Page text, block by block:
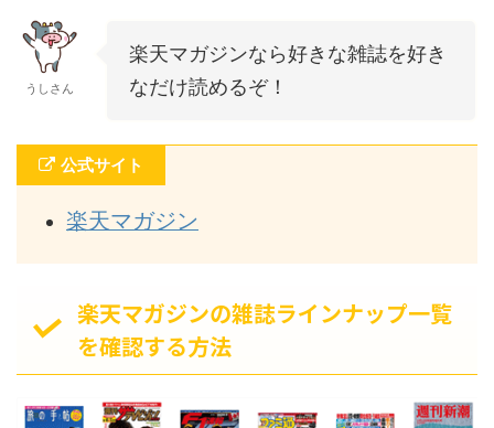
うしさん
楽天マガジンなら好きな雑誌を好き
なだけ読めるぞ！
公式サイト
楽天マガジン
楽天マガジンの雑誌ラインナップ一覧
を確認する方法